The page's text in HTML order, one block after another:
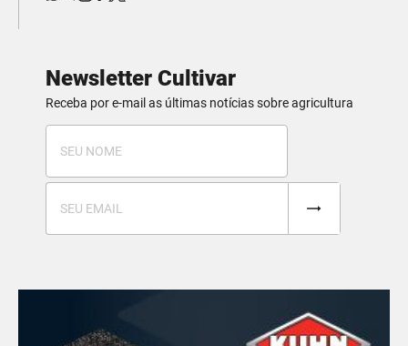
Newsletter Cultivar
Receba por e-mail as últimas notícias sobre agricultura